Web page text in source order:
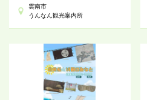
雲南市
うんなん観光案内所